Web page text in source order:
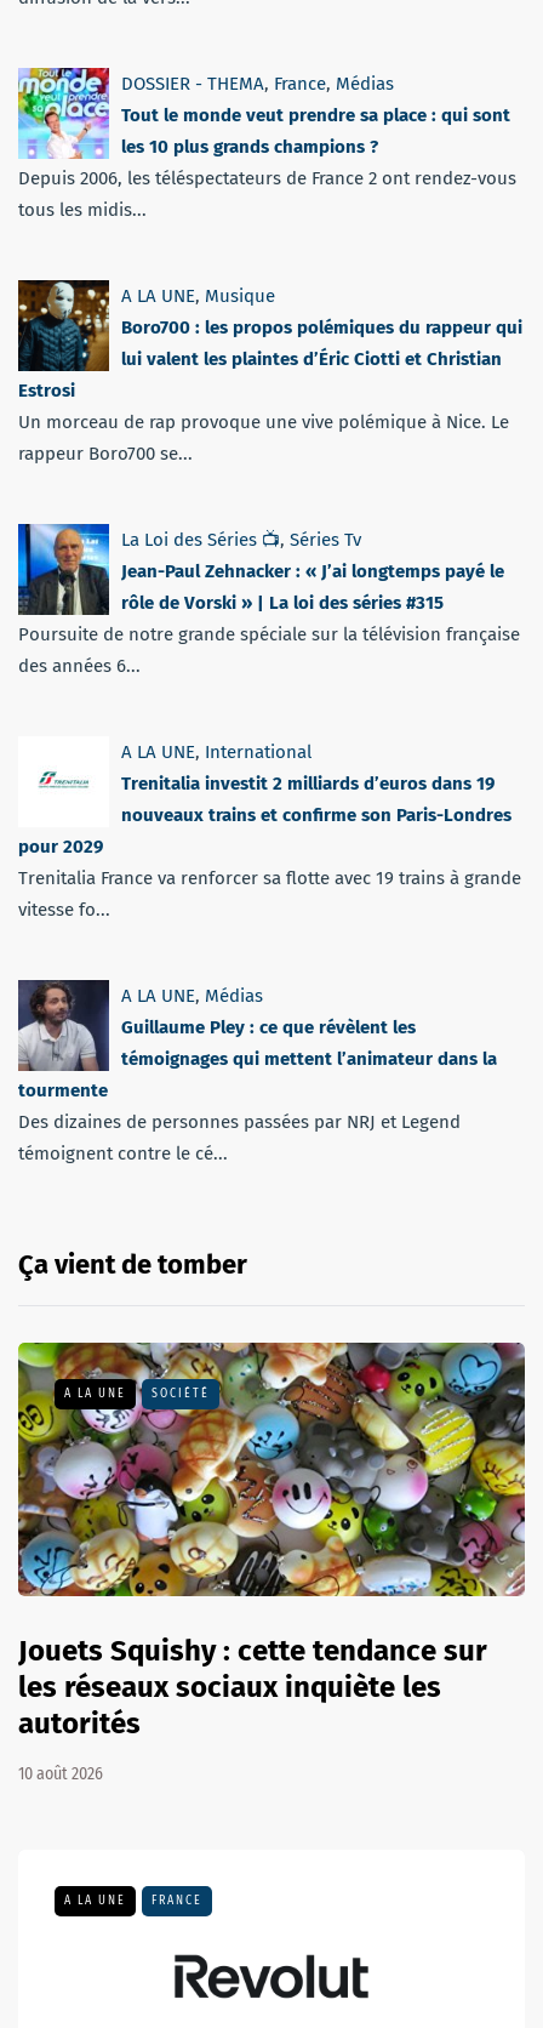
DOSSIER - THEMA, France, Médias
Tout le monde veut prendre sa place : qui sont
les 10 plus grands champions ?
Depuis 2006, les téléspectateurs de France 2 ont rendez-vous
tous les midis...
A LA UNE, Musique
Boro700 : les propos polémiques du rappeur qui
lui valent les plaintes d’Éric Ciotti et Christian
Estrosi
Un morceau de rap provoque une vive polémique à Nice. Le
rappeur Boro700 se...
La Loi des Séries 📺, Séries Tv
Jean-Paul Zehnacker : « J’ai longtemps payé le
rôle de Vorski » | La loi des séries #315
Poursuite de notre grande spéciale sur la télévision française
des années 6...
A LA UNE, International
Trenitalia investit 2 milliards d’euros dans 19
nouveaux trains et confirme son Paris-Londres
pour 2029
Trenitalia France va renforcer sa flotte avec 19 trains à grande
vitesse fo...
A LA UNE, Médias
Guillaume Pley : ce que révèlent les
témoignages qui mettent l’animateur dans la
tourmente
Des dizaines de personnes passées par NRJ et Legend
témoignent contre le cé...
Ça vient de tomber
A LA UNE SOCIÉTÉ
Jouets Squishy : cette tendance sur
les réseaux sociaux inquiète les
autorités
10 août 2026
A LA UNE FRANCE